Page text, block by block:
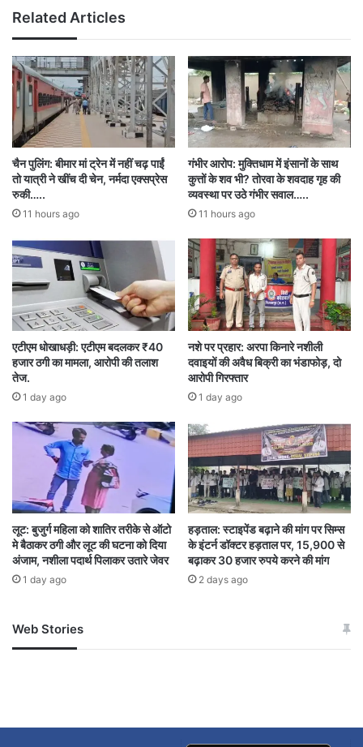
Related Articles
चैन पुलिंग: बीमार मां ट्रेन में नहीं चढ़ पाईं
तो यात्री ने खींच दी चेन, नर्मदा एक्सप्रेस
रुकी…..
11 hours ago
गंभीर आरोप: मुक्तिधाम में इंसानों के साथ
कुत्तों के शव भी? तोरवा के शवदाह गृह की
व्यवस्था पर उठे गंभीर सवाल…..
11 hours ago
एटीएम धोखाधड़ी: एटीएम बदलकर ₹40
हजार ठगी का मामला, आरोपी की तलाश
तेज.
1 day ago
नशे पर प्रहार: अरपा किनारे नशीली
दवाइयों की अवैध बिक्री का भंडाफोड़, दो
आरोपी गिरफ्तार
1 day ago
लूट: बुजुर्ग महिला को शातिर तरीके से ऑटो
मे बैठाकर ठगी और लूट की घटना को दिया
अंजाम, नशीला पदार्थ पिलाकर उतारे जेवर
1 day ago
हड़ताल: स्टाइपेंड बढ़ाने की मांग पर सिम्स
के इंटर्न डॉक्टर हड़ताल पर, 15,900 से
बढ़ाकर 30 हजार रुपये करने की मांग
2 days ago
Web Stories
जम्मू-कश्मीर में बारिश से
अपडेट
खाई में धक्का… आरोपियों ने